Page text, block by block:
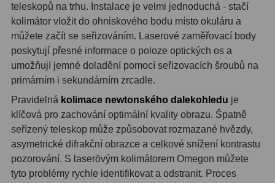
Filtry L-RGB7
Filtry Pass6
Filtry Block10
Filtry CCD Hα, OIII7
Filtrová kola a rámy16
Rovnače a reduktory 13
teleskopů na trhu. Instalace je velmi jednoduchá - stačí
kolimátor vložit do ohniskového bodu místo okuláru a
můžete začít se seřizováním. Laserové zaměřovací body
poskytují přesné informace o poloze optických os a
umožňují jemné doladění pomocí seřizovacích šroubů na
primárním i sekundárním zrcadle.
Pravidelná kolimace newtonského dalekohledu je
klíčová pro zachování optimální kvality obrazu. Špatně
seřízený teleskop může způsobovat rozmazané hvězdy,
asymetrické difrakční obrazce a celkové snížení kontrastu
pozorování. S laserövým kolimátorem Omegon můžete
tyto problémy rychle identifikovat a odstranit. Proces